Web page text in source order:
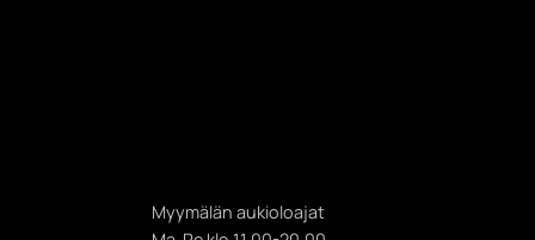
Myymälän aukioloajat